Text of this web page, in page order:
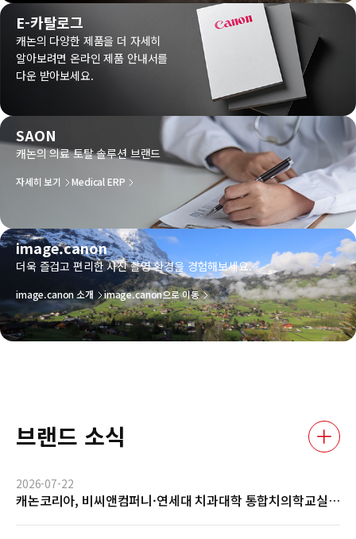
E-카탈로그
캐논의 다양한 제품을 더 자세히
알아보려면 온라인 제품 안내서를
다운 받아보세요.
SAON
캐논의 의료 토탈 솔루션 브랜드
자세히 보기 Medical ERP
image.canon
더욱 즐겁고 편리한 사진 촬영 환경을 경험해보세요.
image.canon 소개 image.canon으로 이동
브랜드 소식
2026-07-22
캐논코리아, 비씨앤컴퍼니·연세대 치과대학 통합치의학교실